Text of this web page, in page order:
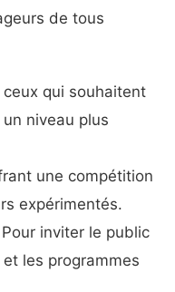
de tous
qui souhaitent
niveau plus
une compétition
expérimentés.
inviter le public
les programmes